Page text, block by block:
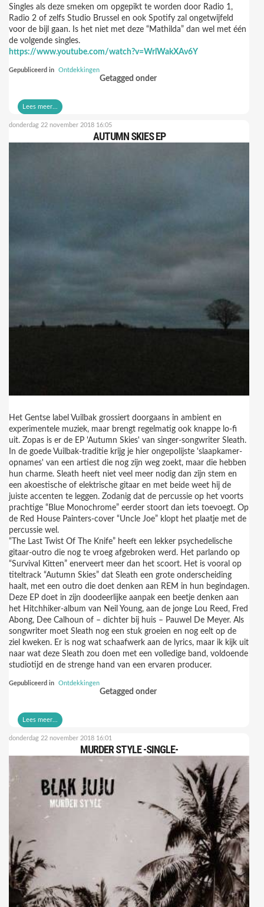
Singles als deze smeken om opgepikt te worden door Radio 1,
Radio 2 of zelfs Studio Brussel en ook Spotify zal ongetwijfeld
voor de bijl gaan. Is het niet met deze “Mathilda” dan wel met één
de volgende singles.
https://www.youtube.com/watch?v=WrlWakXAv6Y
Gepubliceerd in Ontdekkingen
Getagged onder
Lees meer...
donderdag 22 november 2018 16:05
AUTUMN SKIES EP
Het Gentse label Vuilbak grossiert doorgaans in ambient en
experimentele muziek, maar brengt regelmatig ook knappe lo-fi
uit. Zopas is er de EP 'Autumn Skies' van singer-songwriter Sleath.
In de goede Vuilbak-traditie krijg je hier ongepolijste 'slaapkamer-
opnames' van een artiest die nog zijn weg zoekt, maar die hebben
hun charme. Sleath heeft niet veel meer nodig dan zijn stem en
een akoestische of elektrische gitaar en met beide weet hij de
juiste accenten te leggen. Zodanig dat de percussie op het voorts
prachtige “Blue Monochrome” eerder stoort dan iets toevoegt. Op
de Red House Painters-cover “Uncle Joe” klopt het plaatje met de
percussie wel.
“The Last Twist Of The Knife” heeft een lekker psychedelische
gitaar-outro die nog te vroeg afgebroken werd. Het parlando op
“Survival Kitten” enerveert meer dan het scoort. Het is vooral op
titeltrack “Autumn Skies” dat Sleath een grote onderscheiding
haalt, met een outro die doet denken aan REM in hun begindagen.
Deze EP doet in zijn doodeerlijke aanpak een beetje denken aan
het Hitchhiker-album van Neil Young, aan de jonge Lou Reed, Fred
Abong, Dee Calhoun of – dichter bij huis – Pauwel De Meyer. Als
songwriter moet Sleath nog een stuk groeien en nog eelt op de
ziel kweken. Er is nog wat schaafwerk aan de lyrics, maar ik kijk uit
naar wat deze Sleath zou doen met een volledige band, voldoende
studiotijd en de strenge hand van een ervaren producer.
Gepubliceerd in Ontdekkingen
Getagged onder
Lees meer...
donderdag 22 november 2018 16:01
MURDER STYLE -SINGLE-